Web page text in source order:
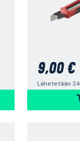
9,00 €
Lähetetään